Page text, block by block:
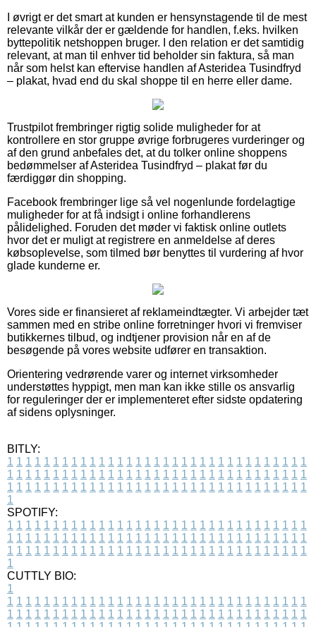
I øvrigt er det smart at kunden er hensynstagende til de mest
relevante vilkår der er gældende for handlen, f.eks. hvilken
byttepolitik netshoppen bruger. I den relation er det samtidig
relevant, at man til enhver tid beholder sin faktura, så man
når som helst kan eftervise handlen af Asteridea Tusindfryd
– plakat, hvad end du skal shoppe til en herre eller dame.
Trustpilot frembringer rigtig solide muligheder for at
kontrollere en stor gruppe øvrige forbrugeres vurderinger og
af den grund anbefales det, at du tolker online shoppens
bedømmelser af Asteridea Tusindfryd – plakat før du
færdiggør din shopping.
Facebook frembringer lige så vel nogenlunde fordelagtige
muligheder for at få indsigt i online forhandlerens
pålidelighed. Foruden det møder vi faktisk online outlets
hvor det er muligt at registrere en anmeldelse af deres
købsoplevelse, som tilmed bør benyttes til vurdering af hvor
glade kunderne er.
Vores side er finansieret af reklameindtægter. Vi arbejder tæt
sammen med en stribe online forretninger hvori vi fremviser
butikkernes tilbud, og indtjener provision når en af de
besøgende på vores website udfører en transaktion.
Orientering vedrørende varer og internet virksomheder
understøttes hyppigt, men man kan ikke stille os ansvarlig
for reguleringer der er implementeret efter sidste opdatering
af sidens oplysninger.
BITLY:
1 1 1 1 1 1 1 1 1 1 1 1 1 1 1 1 1 1 1 1 1 1 1 1 1 1 1 1 1 1 1 1 1
1 1 1 1 1 1 1 1 1 1 1 1 1 1 1 1 1 1 1 1 1 1 1 1 1 1 1 1 1 1 1 1 1
1 1 1 1 1 1 1 1 1 1 1 1 1 1 1 1 1 1 1 1 1 1 1 1 1 1 1 1 1 1 1 1 1
1
SPOTIFY:
1 1 1 1 1 1 1 1 1 1 1 1 1 1 1 1 1 1 1 1 1 1 1 1 1 1 1 1 1 1 1 1 1
1 1 1 1 1 1 1 1 1 1 1 1 1 1 1 1 1 1 1 1 1 1 1 1 1 1 1 1 1 1 1 1 1
1 1 1 1 1 1 1 1 1 1 1 1 1 1 1 1 1 1 1 1 1 1 1 1 1 1 1 1 1 1 1 1 1
1
CUTTLY BIO:
1
1 1 1 1 1 1 1 1 1 1 1 1 1 1 1 1 1 1 1 1 1 1 1 1 1 1 1 1 1 1 1 1 1
1 1 1 1 1 1 1 1 1 1 1 1 1 1 1 1 1 1 1 1 1 1 1 1 1 1 1 1 1 1 1 1 1